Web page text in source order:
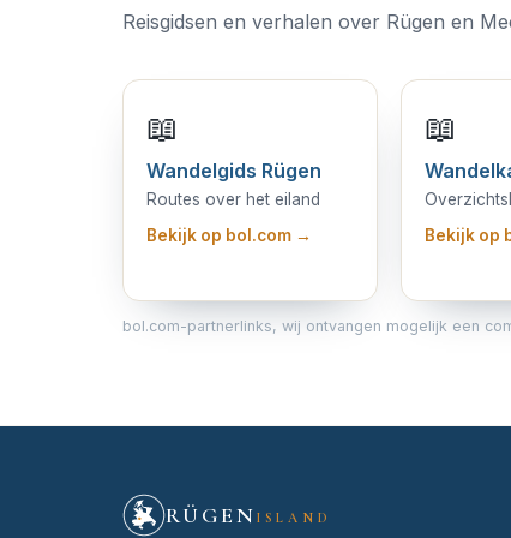
Reisgidsen en verhalen over Rügen en
📖
Wandelgids Rügen
Routes over het eiland
Bekijk op bol.com →
📖
Bekijk op
bol.com-partnerlinks, wij ontvangen mogelijk een
RÜGEN ISLAND